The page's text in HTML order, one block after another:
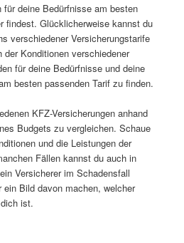
deine Bedürfnisse am besten
findest. Glücklicherweise kannst du
verschiedener Versicherungstarife
der Konditionen verschiedener
für deine Bedürfnisse und deine
besten passenden Tarif zu finden.
KFZ-Versicherungen anhand
Budgets zu vergleichen. Schaue
und die Leistungen der
Fällen kannst du auch in
Versicherer im Schadensfall
Bild davon machen, welcher
ist.